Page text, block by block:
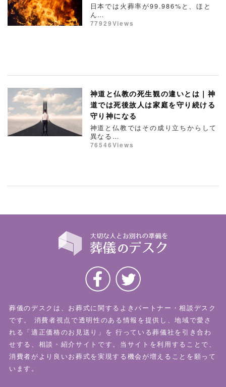
日本では火葬率が99.986%と、ほと
ん…
77929Views
神道と仏教の死生観の違いとは｜神
道では死後故人は家庭を守り続ける
守り神になる
神道と仏教ではその成り立ちからして
異なる…
76546Views
葬儀のデスクは、お葬式に関するよきパートナー・相談デスク
です。
消費者視点で透明性のある情報を提供し、地域で愛さ
れる「適正価格のお見送り」を 行っている葬儀社を引き合わ
せする、相談・紹介サイトです。当サイトを利用することで、
消費者がより良いお葬式を実現する機会が増えることを願って
います。